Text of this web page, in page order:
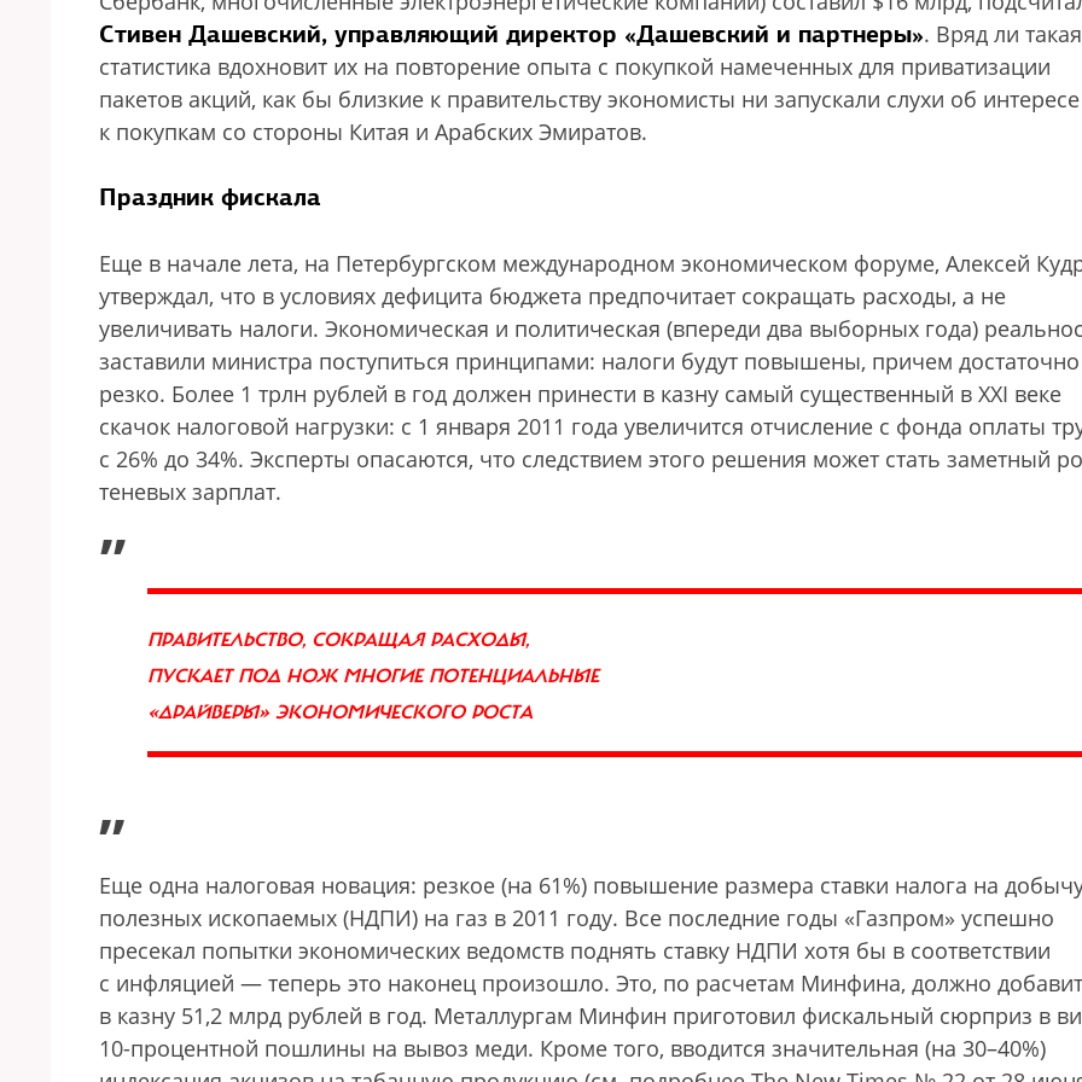
Стивен Дашевский, управляющий директор «Дашевский и партнеры». Вряд ли такая
статистика вдохновит их на повторение опыта с покупкой намеченных для приватизации
пакетов акций, как бы близкие к правительству экономисты ни запускали слухи об интересе
к покупкам со стороны Китая и Арабских Эмиратов.
Праздник фискала
Еще в начале лета, на Петербургском международном экономическом форуме, Алексей
утверждал, что в условиях дефицита бюджета предпочитает сокращать расходы, а не
увеличивать налоги. Экономическая и политическая (впереди два выборных года)
заставили министра поступиться принципами: налоги будут повышены, причем достаточно
резко. Более 1 трлн рублей в год должен принести в казну самый существенный в XXI веке
скачок налоговой нагрузки: с 1 января 2011 года увеличится отчисление с фонда оплаты
с 26% до 34%. Эксперты опасаются, что следствием этого решения может стать заметный
теневых зарплат.
„
ПРАВИТЕЛЬСТВО, СОКРАЩАЯ РАСХОДЫ,
ПУСКАЕТ ПОД НОЖ МНОГИЕ ПОТЕНЦИАЛЬНЫЕ
«ДРАЙВЕРЫ» ЭКОНОМИЧЕСКОГО РОСТА
”
Еще одна налоговая новация: резкое (на 61%) повышение размера ставки налога на
полезных ископаемых (НДПИ) на газ в 2011 году. Все последние годы «Газпром» успешно
пресекал попытки экономических ведомств поднять ставку НДПИ хотя бы в соответствии
с инфляцией — теперь это наконец произошло. Это, по расчетам Минфина, должно
в казну 51,2 млрд рублей в год. Металлургам Минфин приготовил фискальный сюрприз в
10-процентной пошлины на вывоз меди. Кроме того, вводится значительная (на 30–40%)